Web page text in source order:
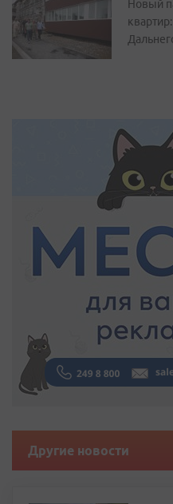
Новый
Другие новости